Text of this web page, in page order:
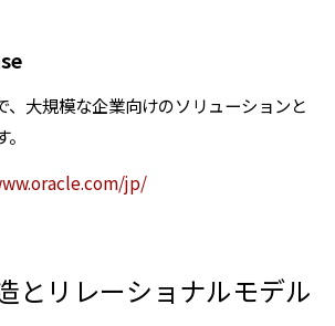
、大規模な企業向けのソリューションと
jp/
とリレーショナルモデル